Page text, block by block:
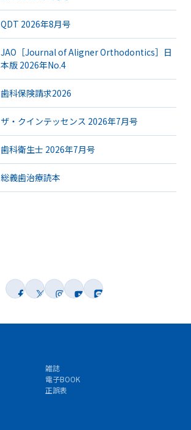
QDT 2026年8月号
JAO［Journal of Aligner Orthodontics］日
本版 2026年No.4
歯科保険請求2026
ザ・クインテッセンス 2026年7月号
歯科衛生士 2026年7月号
総義歯治療読本
雑誌
電子BOOK
正誤表